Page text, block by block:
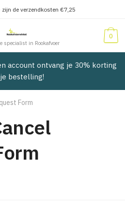
zijn de verzendkosten €7,25
specialist in Rookafvoer
0
account ontvang je 30% korting
bestelling!
Form